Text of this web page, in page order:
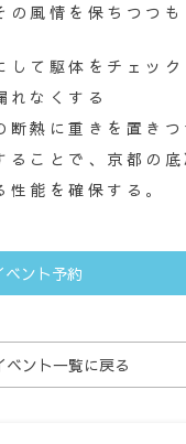
の風情を保ちつつも
して駆体をチェッ
れなくする
断熱に重きを置き
ることで、京都の
能を確保する。
ベント予約
ベント一覧に戻る